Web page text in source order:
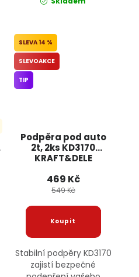
Podpěra pod auto
2t, 2ks KD3170
KRAFT&DELE
14 %
SLEVOAKCE
TIP
469 Kč
549 Kč
Stabilní podpěry KD3170
zajistí bezpečné